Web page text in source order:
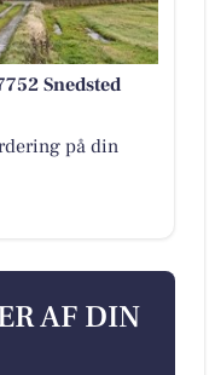
Snedsted
på din
AF DIN